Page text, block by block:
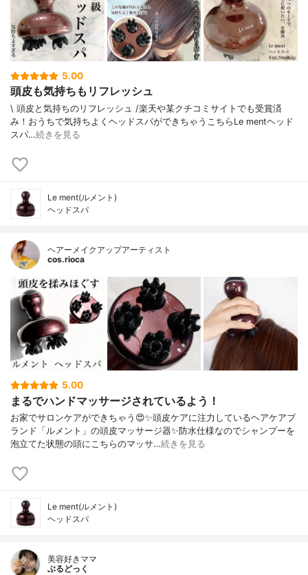
5.00
頭皮も気持ちもリフレッシュ
\ 頭皮と気持ちのリフレッシュ /⁡楽天や某クチコミサイトでも受賞済
み！⁡⁡おうちで気持ちよくヘッドスパができちゃうこちら⁡⁡⁡Le mentヘッド
スパ⁡⁡⁡⁡…続きを見る
Le ment(ルメント)
ヘッドスパ
ヘアーメイクアップアーティスト
cos.rioca
5.00
まるでハンドマッサージされているよう！
お家でサロンケアができちゃう😍✨頭皮ケアに注力しているヘアケアブ
ランド「ルメント」の頭皮マッサージ器✨防水仕様なのでシャンプーを
泡立てた状態の頭にこちらのマッサ…続きを見る
Le ment(ルメント)
ヘッドスパ
美容好きママ
ぶるどっく